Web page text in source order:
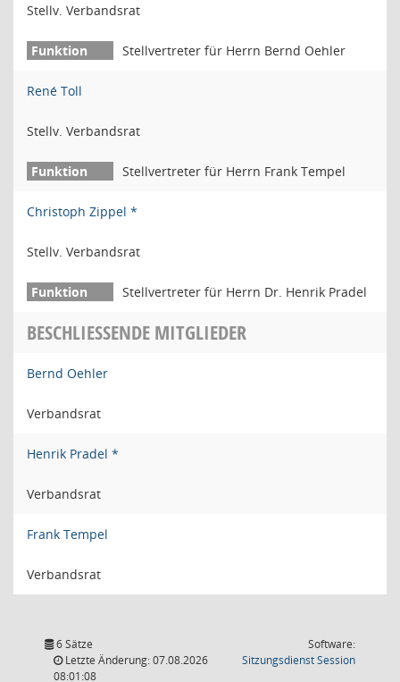
Stellv. Verbandsrat
Stellvertreter für Herrn Bernd Oehler
René Toll
Stellv. Verbandsrat
Stellvertreter für Herrn Frank Tempel
Christoph Zippel *
Stellv. Verbandsrat
Stellvertreter für Herrn Dr. Henrik Pradel
BESCHLIESSENDE MITGLIEDER
Bernd Oehler
Verbandsrat
Henrik Pradel *
Verbandsrat
Frank Tempel
Verbandsrat
6 Sätze
Letzte Änderung: 07.08.2026
08:01:08
Software:
SitzungsdienstSession(Wird in